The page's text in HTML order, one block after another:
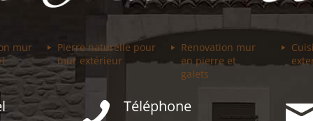
mur
Pierre naturelle pour
mur extérieur
Renovation mur
en pierre et
galets
Téléphone